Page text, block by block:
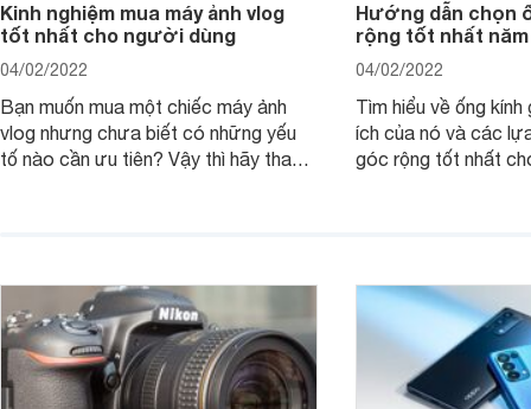
Kinh nghiệm mua máy ảnh vlog
tốt nhất cho người dùng
04/02/2022
Bạn muốn mua một chiếc máy ảnh
vlog nhưng chưa biết có những yếu
tố nào cần ưu tiên? Vậy thì hãy tham
Hướng dẫn chọn
rộng tốt nhất năm
04/02/2022
Tìm hiểu về ống
ích của nó và các
góc rộng tốt nhất